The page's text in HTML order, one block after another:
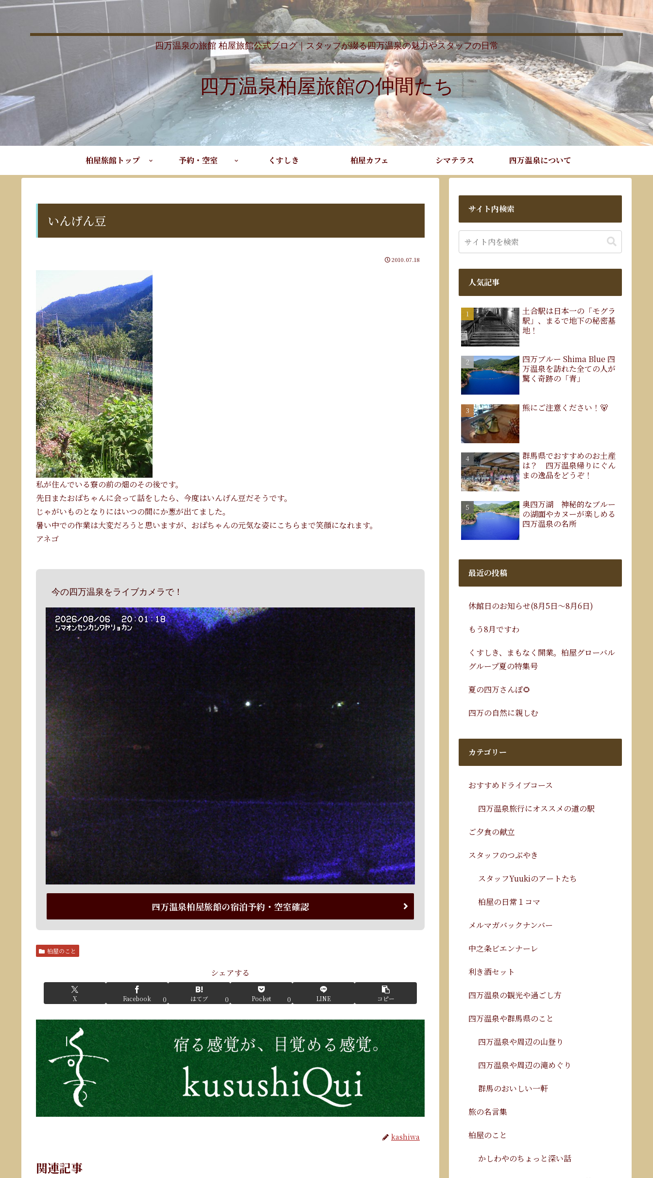
四万温泉の旅館 柏屋旅館公式ブログ｜スタッフが綴る四万温泉の魅力やスタッフの日常
四万温泉柏屋旅館の仲間たち
柏屋旅館トップ 予約・空室 くすしき 柏屋カフェ シマテラス 四万温泉について
いんげん豆
2010.07.18
私が住んでいる寮の前の畑のその後です。
先日またおばちゃんに会って話をしたら、今度はいんげん豆だそうです。
じゃがいものとなりにはいつの間にか葱が出てました。
暑い中での作業は大変だろうと思いますが、おばちゃんの元気な姿にこちらまで笑顔になれます。
アネゴ
今の四万温泉をライブカメラで！
四万温泉柏屋旅館の宿泊予約・空室確認
柏屋のこと
シェアする
X Facebook 0 はてブ 0 Pocket 0 LINE コピー
kashiwa
関連記事
サイト内検索
人気記事
土合駅は日本一の「モグラ
駅」、まるで地下の秘密基
地！
四万ブルー Shima Blue 四
万温泉を訪れた全ての人が
驚く奇跡の「青」
熊にご注意ください！🐻
群馬県でおすすめのお土産
は？ 四万温泉帰りにぐん
まの逸品をどうぞ！
奥四万湖 神秘的なブルー
の湖面やカヌーが楽しめる
四万温泉の名所
最近の投稿
休館日のお知らせ(8月5日～8月6日)
もう8月ですわ
くすしき、まもなく開業。柏屋グローバル
グループ夏の特集号
夏の四万さんぽ🌻
四万の自然に親しむ
カテゴリー
おすすめドライブコース
四万温泉旅行にオススメの道の駅
ご夕食の献立
スタッフのつぶやき
スタッフYuukiのアートたち
柏屋の日常１コマ
メルマガバックナンバー
中之条ビエンナーレ
利き酒セット
四万温泉の観光や過ごし方
四万温泉や群馬県のこと
四万温泉や周辺の山登り
四万温泉や周辺の滝めぐり
群馬のおいしい一軒
旅の名言集
柏屋のこと
かしわやのちょっと深い話